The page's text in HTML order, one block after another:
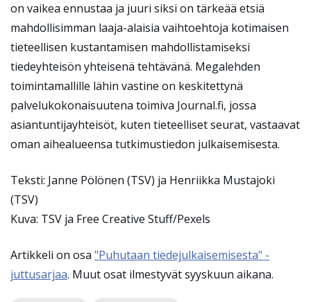
on vaikea ennustaa ja juuri siksi on tärkeää etsiä
mahdollisimman laaja-alaisia vaihtoehtoja kotimaisen
tieteellisen kustantamisen mahdollistamiseksi
tiedeyhteisön yhteisenä tehtävänä. Megalehden
toimintamallille lähin vastine on keskitettynä
palvelukokonaisuutena toimiva Journal.fi, jossa
asiantuntijayhteisöt, kuten tieteelliset seurat, vastaavat
oman aihealueensa tutkimustiedon julkaisemisesta.
Teksti: Janne Pölönen (TSV) ja Henriikka Mustajoki
(TSV)
Kuva: TSV ja Free Creative Stuff/Pexels
Artikkeli on osa "Puhutaan tiedejulkaisemisesta" -
juttusarjaa. Muut osat ilmestyvät syyskuun aikana.